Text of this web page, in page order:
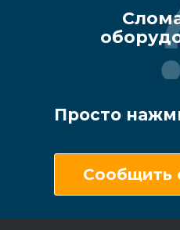
Просто
Сообщить